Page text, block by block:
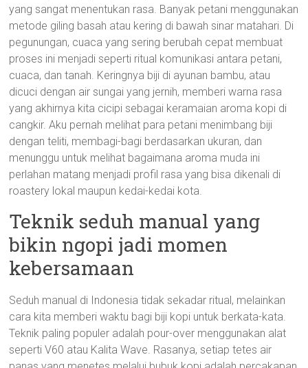
yang sangat menentukan rasa. Banyak petani menggunakan
metode giling basah atau kering di bawah sinar matahari. Di
pegunungan, cuaca yang sering berubah cepat membuat
proses ini menjadi seperti ritual komunikasi antara petani,
cuaca, dan tanah. Keringnya biji di ayunan bambu, atau
dicuci dengan air sungai yang jernih, memberi warna rasa
yang akhirnya kita cicipi sebagai keramaian aroma kopi di
cangkir. Aku pernah melihat para petani menimbang biji
dengan teliti, membagi-bagi berdasarkan ukuran, dan
menunggu untuk melihat bagaimana aroma muda ini
perlahan matang menjadi profil rasa yang bisa dikenali di
roastery lokal maupun kedai-kedai kota.
Teknik seduh manual yang
bikin ngopi jadi momen
kebersamaan
Seduh manual di Indonesia tidak sekadar ritual, melainkan
cara kita memberi waktu bagi biji kopi untuk berkata-kata.
Teknik paling populer adalah pour-over menggunakan alat
seperti V60 atau Kalita Wave. Rasanya, setiap tetes air